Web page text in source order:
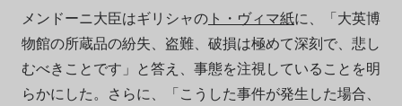
メンドーニ大臣はギリシャのト・ヴィマ紙に、「大英博
物館の所蔵品の紛失、盗難、破損は極めて深刻で、悲し
むべきことです」と答え、事態を注視していることを明
らかにした。さらに、「こうした事件が発生した場合、